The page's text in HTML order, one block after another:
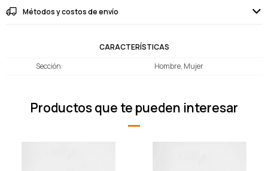
Métodos y costos de envío
CARACTERÍSTICAS
Sección
Hombre, Mujer
Productos que te pueden interesar